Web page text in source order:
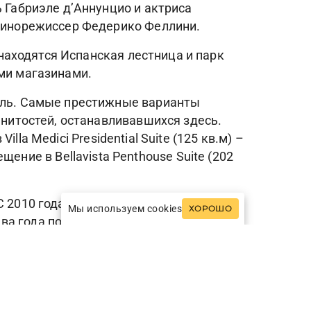
д’Аннунцио и актриса
Федерико Феллини.
Испанская лестница и парк
магазинами.
Самые престижные варианты
останавливавшихся здесь.
Medici Presidential Suite (125 кв.м) –
в Bellavista Penthouse Suite (202
года его кухню возглавляет
года после прихода нового шефа
Мы используем cookies ХОРОШО